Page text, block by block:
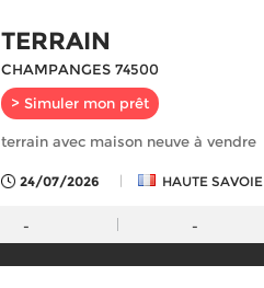
TERRAIN
CHAMPANGES 74500
> Simuler mon prêt
terrain avec maison neuve à vendre
24/07/2026 | HAUTE SAVOIE
- -